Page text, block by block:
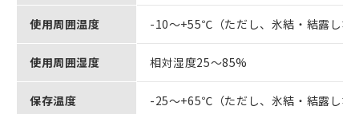
使用周囲温度 -10～+55℃（ただし、氷結・結露しな
使用周囲湿度 相対湿度25～85%
保存温度 -25～+65℃（ただし、氷結・結露しな